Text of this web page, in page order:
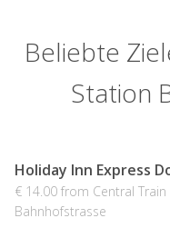
Beliebte
Station
Holiday Inn Express
€ 14.00 from Central
Bahnhofstrasse